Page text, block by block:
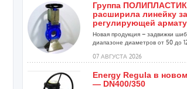
Группа ПОЛИПЛАСТИК
расширила линейку
регулирующей
Новая продукция – задвижки
диапазоне диаметров от 50 до
07 АВГУСТА 2026
Energy Regula в
— DN400/350